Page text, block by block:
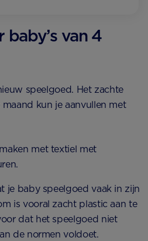
van 4
speelgoed. Het zachte
kun je aanvullen met
met textiel met
je baby speelgoed vaak in zijn
is vooral zacht plastic aan te
dat het speelgoed niet
de normen voldoet.